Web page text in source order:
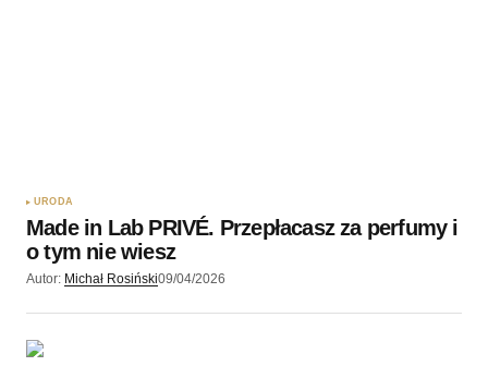
URODA
Made in Lab PRIVÉ. Przepłacasz za perfumy i
o tym nie wiesz
Autor: Michał Rosiński09/04/2026